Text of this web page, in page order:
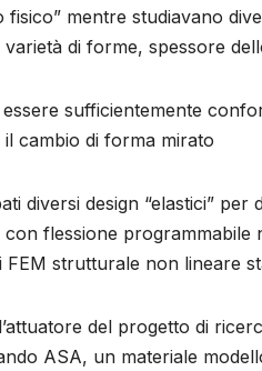
fisico” mentre studiavano
varietà di forme, spessore
essere sufficientemente
cambio di forma mirato
diversi design “elastici”
flessione programmabile
FEM strutturale non lineare
del progetto di
ASA, un materiale